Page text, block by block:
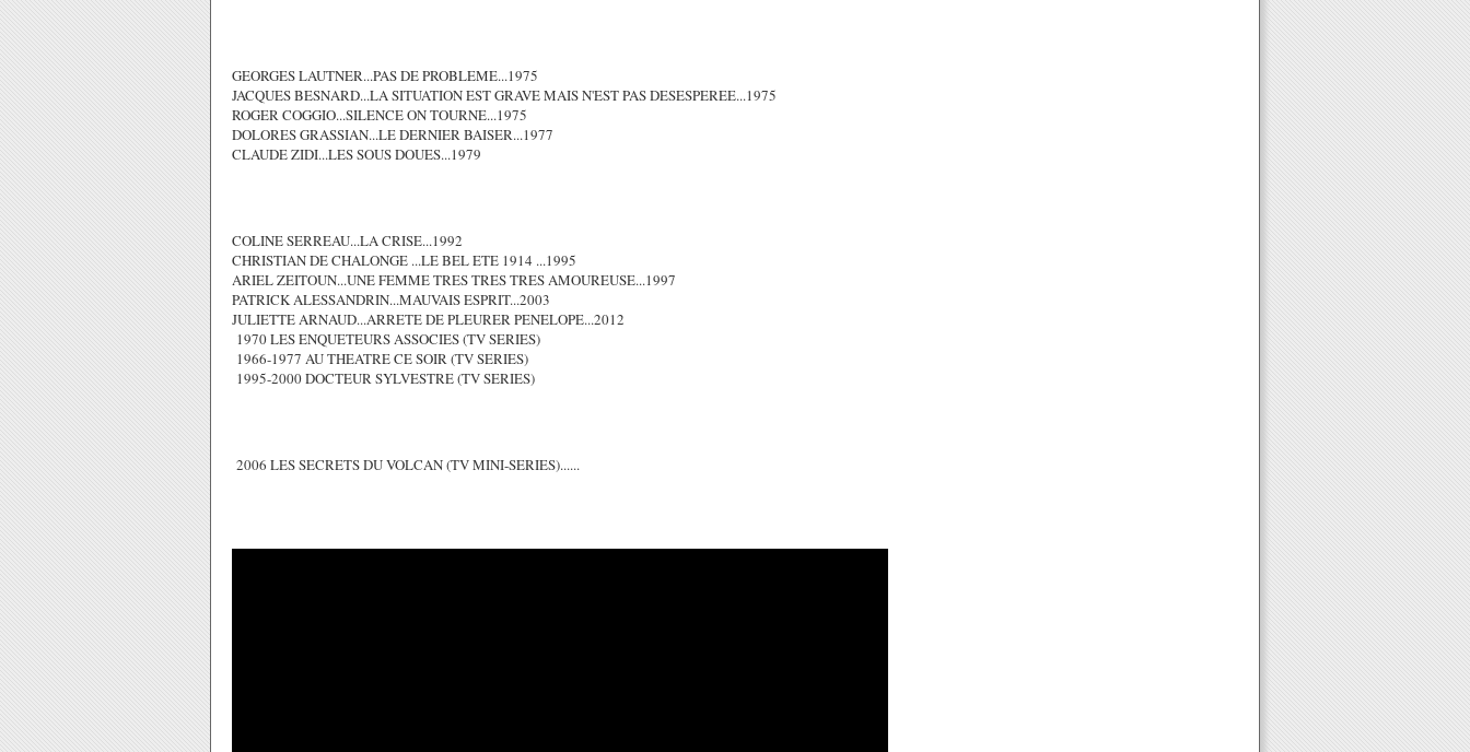
GEORGES LAUTNER...PAS DE PROBLEME...1975
JACQUES BESNARD...LA SITUATION EST GRAVE MAIS N'EST PAS DESESPEREE...1975
ROGER COGGIO...SILENCE ON TOURNE...1975
DOLORES GRASSIAN...LE DERNIER BAISER...1977
CLAUDE ZIDI...LES SOUS DOUES...1979
COLINE SERREAU...LA CRISE...1992
CHRISTIAN DE CHALONGE ...LE BEL ETE 1914 ...1995
ARIEL ZEITOUN...UNE FEMME TRES TRES TRES AMOUREUSE...1997
PATRICK ALESSANDRIN...MAUVAIS ESPRIT...2003
JULIETTE ARNAUD...ARRETE DE PLEURER PENELOPE...2012
1970 LES ENQUETEURS ASSOCIES (TV SERIES)
1966-1977 AU THEATRE CE SOIR (TV SERIES)
1995-2000 DOCTEUR SYLVESTRE (TV SERIES)
2006 LES SECRETS DU VOLCAN (TV MINI-SERIES)......